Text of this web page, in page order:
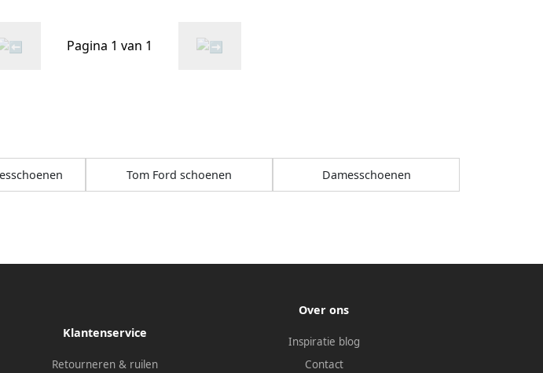
Pagina 1 van 1
Tom Ford schoenen Damesschoenen
Klantenservice
Retourneren & ruilen
Over ons
Inspiratie blog
Contact